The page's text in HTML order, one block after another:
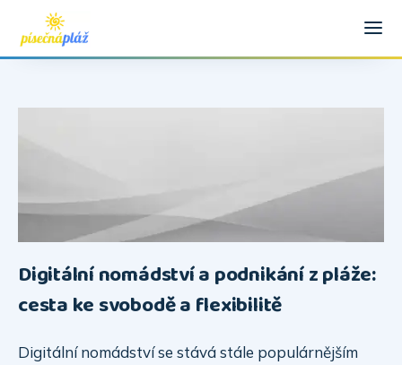
Digitální nomádství a podnikání z pláže:
cesta ke svobodě a flexibilitě
Digitální nomádství se stává stále populárnějším